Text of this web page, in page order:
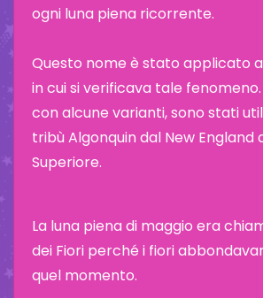
ogni luna piena ricorrente.
Questo nome è stato applicato
in cui si verificava tale
con alcune varianti, sono stati
tribù Algonquin dal New England
Superiore.
La luna piena di maggio era
dei Fiori perché i fiori
quel momento.